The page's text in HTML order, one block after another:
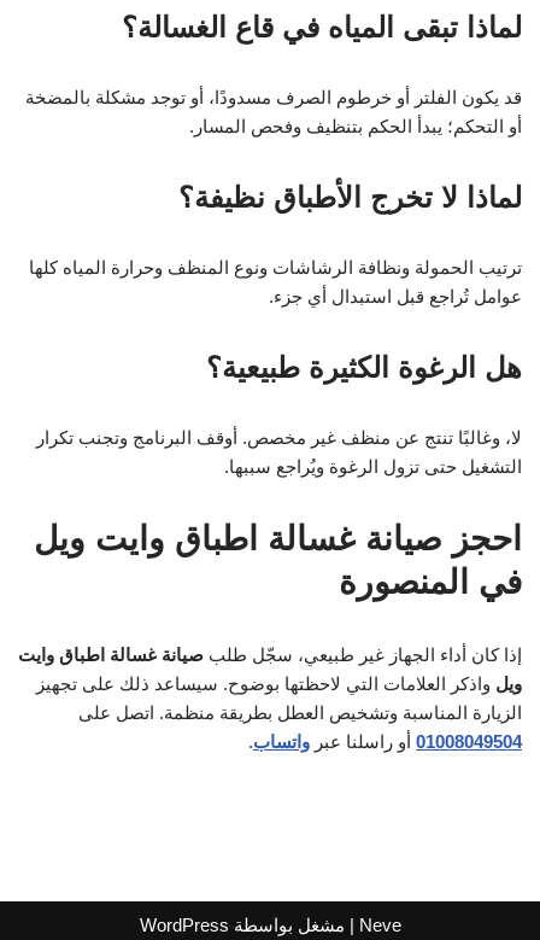
لماذا تبقى المياه في قاع الغسالة؟
قد يكون الفلتر أو خرطوم الصرف مسدودًا، أو توجد مشكلة بالمضخة
أو التحكم؛ يبدأ الحكم بتنظيف وفحص المسار.
لماذا لا تخرج الأطباق نظيفة؟
ترتيب الحمولة ونظافة الرشاشات ونوع المنظف وحرارة المياه كلها
عوامل تُراجع قبل استبدال أي جزء.
هل الرغوة الكثيرة طبيعية؟
لا، وغالبًا تنتج عن منظف غير مخصص. أوقف البرنامج وتجنب تكرار
التشغيل حتى تزول الرغوة ويُراجع سببها.
احجز صيانة غسالة اطباق وايت ويل
في المنصورة
إذا كان أداء الجهاز غير طبيعي، سجّل طلب صيانة غسالة اطباق وايت
ويل واذكر العلامات التي لاحظتها بوضوح. سيساعد ذلك على تجهيز
الزيارة المناسبة وتشخيص العطل بطريقة منظمة. اتصل على
01008049504 أو راسلنا عبر واتساب.
Neve | مشغل بواسطة WordPress